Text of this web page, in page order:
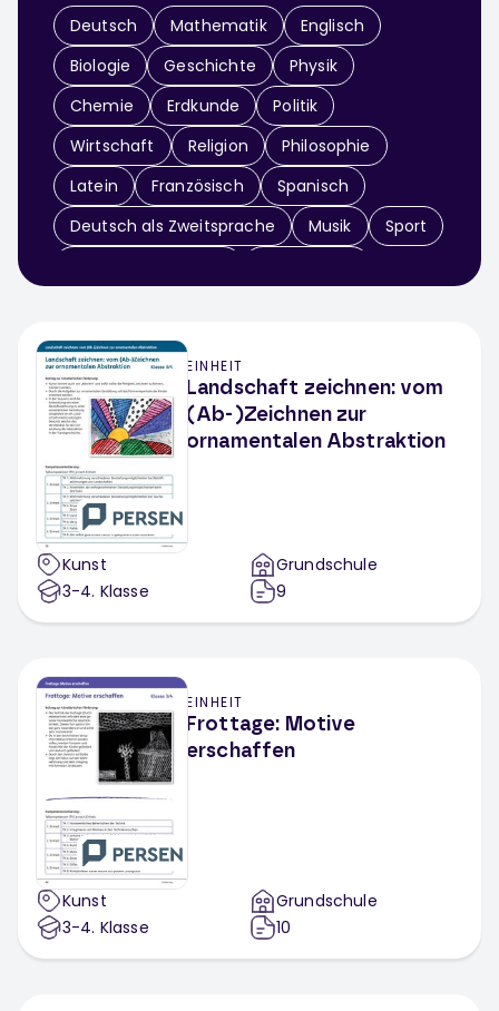
Deutsch Mathematik
Englisch
Biologie
Geschichte
Physik
Chemie
Erdkunde
Politik
Wirtschaft
Religion
Philosophie
Latein
Französisch
Spanisch
Deutsch als Zweitsprache
Musik
Sport
Werken / Textiles Gestalten
Fächerübergreifend
EINHEIT
Landschaft zeichnen: vom
(Ab-)Zeichnen zur
ornamentalen Abstraktion
Kunst
3-4. Klasse
Grundschule
9
EINHEIT
Frottage: Motive
erschaffen
Kunst
3-4. Klasse
Grundschule
10